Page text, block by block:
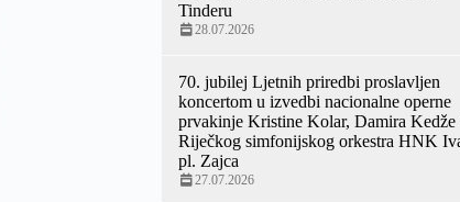
Tinderu
28.07.2026
70. jubilej Ljetnih priredbi proslavljen
koncertom u izvedbi nacionalne operne
prvakinje Kristine Kolar, Damira Kedže
Riječkog simfonijskog orkestra HNK
pl. Zajca
27.07.2026